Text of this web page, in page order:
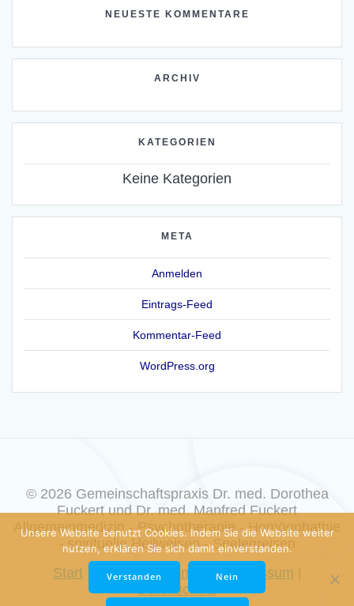
NEUESTE KOMMENTARE
ARCHIV
KATEGORIEN
Keine Kategorien
META
Anmelden
Eintrags-Feed
Kommentar-Feed
WordPress.org
© 2026 Gemeinschaftspraxis Dr. med. Dorothea
Fuckert und Dr. med. Manfred Fuckert
Allgemeinmedizin - Psychotherapie - Homöophathie
- spirituelle Heilweisen - Seelenreisen
Start| Aktuelles| Kontakt |Impressum
Datenschutz
Unsere Website benutzt Cookies. Indem Sie die Website weiter
nutzen, erklären Sie sich damit einverstanden.
Verstanden Nein